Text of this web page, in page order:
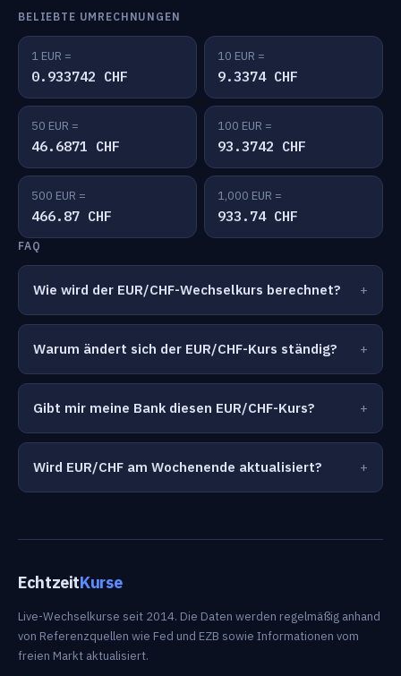
BELIEBTE UMRECHNUNGEN
1 EUR =
0.933742 CHF
10 EUR =
9.3374 CHF
50 EUR =
46.6871 CHF
100 EUR =
93.3742 CHF
500 EUR =
466.87 CHF
1,000 EUR =
933.74 CHF
FAQ
Wie wird der EUR/CHF-Wechselkurs berechnet?
Warum ändert sich der EUR/CHF-Kurs ständig?
Gibt mir meine Bank diesen EUR/CHF-Kurs?
Wird EUR/CHF am Wochenende aktualisiert?
EchtzeitKurse
Live-Wechselkurse seit 2014. Die Daten werden regelmäßig anhand
von Referenzquellen wie Fed und EZB sowie Informationen vom
freien Markt aktualisiert.